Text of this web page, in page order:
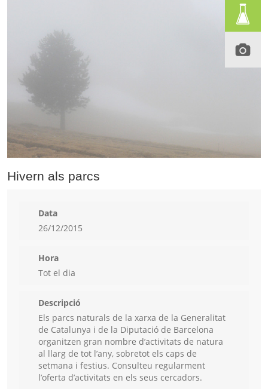
Hivern als parcs
Data
26/12/2015
Hora
Tot el dia
Descripció
Els parcs naturals de la xarxa de la Generalitat
de Catalunya i de la Diputació de Barcelona
organitzen gran nombre d’activitats de natura
al llarg de tot l’any, sobretot els caps de
setmana i festius. Consulteu regularment
l’oferta d’activitats en els seus cercadors.